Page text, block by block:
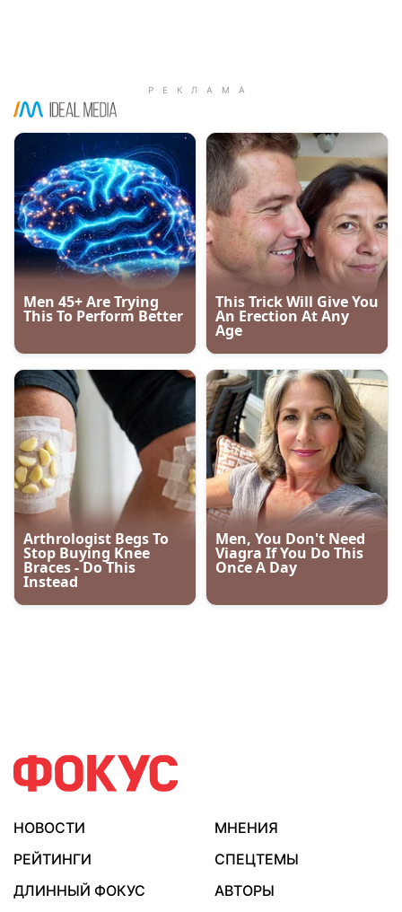
НОВОСТИ
МНЕНИЯ
РЕЙТИНГИ
СПЕЦТЕМЫ
ДЛИННЫЙ ФОКУС
АВТОРЫ